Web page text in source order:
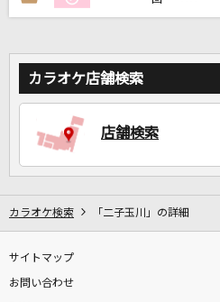
カラオケ店舗検索
店舗検索
カラオケ検索 「二子玉川」の詳細
サイトマップ
お問い合わせ